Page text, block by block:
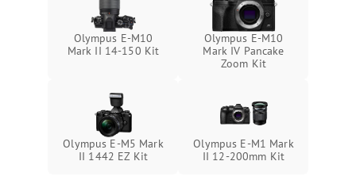
Olympus E‑M10
Mark II 14-150 Kit
Olympus E-M10
Mark IV Pancake
Zoom Kit
Olympus E‑M5 Mark
II 1442 EZ Kit
Olympus E‑M1 Mark
II 12-200mm Kit